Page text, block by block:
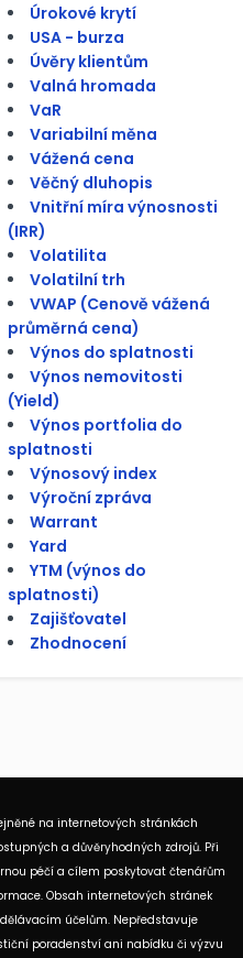
Úrokové krytí
USA - burza
Úvěry klientům
Valná hromada
VaR
Variabilní měna
Vážená cena
Věčný dluhopis
Vnitřní míra výnosnosti
(IRR)
Volatilita
Volatilní trh
VWAP (Cenově vážená
průměrná cena)
Výnos do splatnosti
Výnos nemovitosti
(Yield)
Výnos portfolia do
splatnosti
Výnosový index
Výroční zpráva
Warrant
Yard
YTM (výnos do
splatnosti)
Zajišťovatel
Zhodnocení
na internetových stránkách
a důvěryhodných zdrojů. Při
péčí a cílem poskytovat čtenářům
Obsah internetových stránek
účelům. Nepředstavuje
poradenství ani nabídku či výzvu